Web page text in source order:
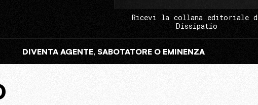
Ricevi la collana editoriale
Dissipatio
DIVENTA AGENTE, SABOTATORE O EMINENZA